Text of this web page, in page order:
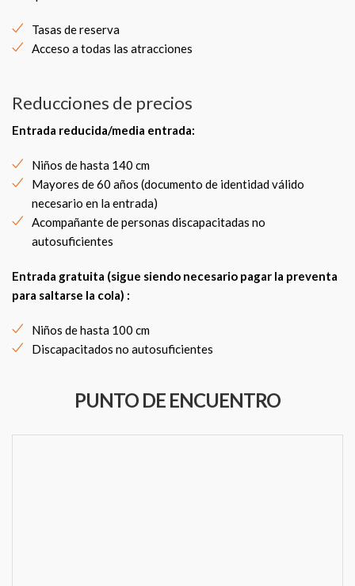
Tasas de reserva
Acceso a todas las atracciones
Reducciones de precios
Entrada reducida/media entrada:
Niños de hasta 140 cm
Mayores de 60 años (documento de identidad válido
necesario en la entrada)
Acompañante de personas discapacitadas no
autosuficientes
Entrada gratuita (sigue siendo necesario pagar la preventa
para saltarse la cola) :
Niños de hasta 100 cm
Discapacitados no autosuficientes
PUNTO DE ENCUENTRO